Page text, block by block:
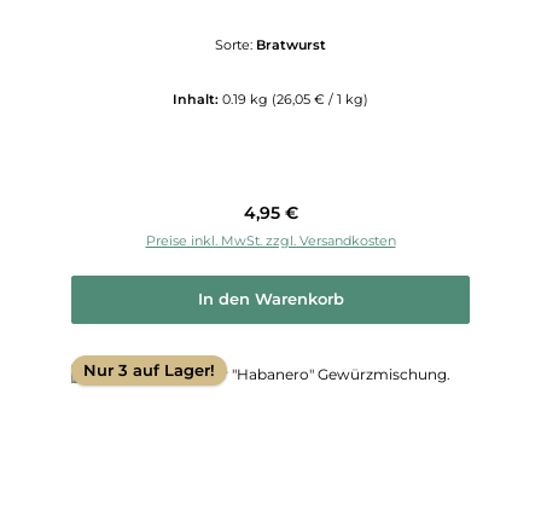
Sorte: Bratwurst
Inhalt: 0.19 kg (26,05 € / 1 kg)
Regulärer Preis:
4,95 €
Preise inkl. MwSt. zzgl. Versandkosten
In den Warenkorb
Nur 3 auf Lager!